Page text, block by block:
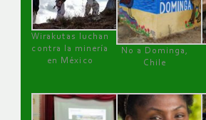
Wirakutas luchan
contra la minería
en México
No a Dominga,
Chile